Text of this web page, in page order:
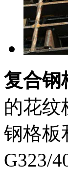
复合钢
的花纹
钢格板
G323/